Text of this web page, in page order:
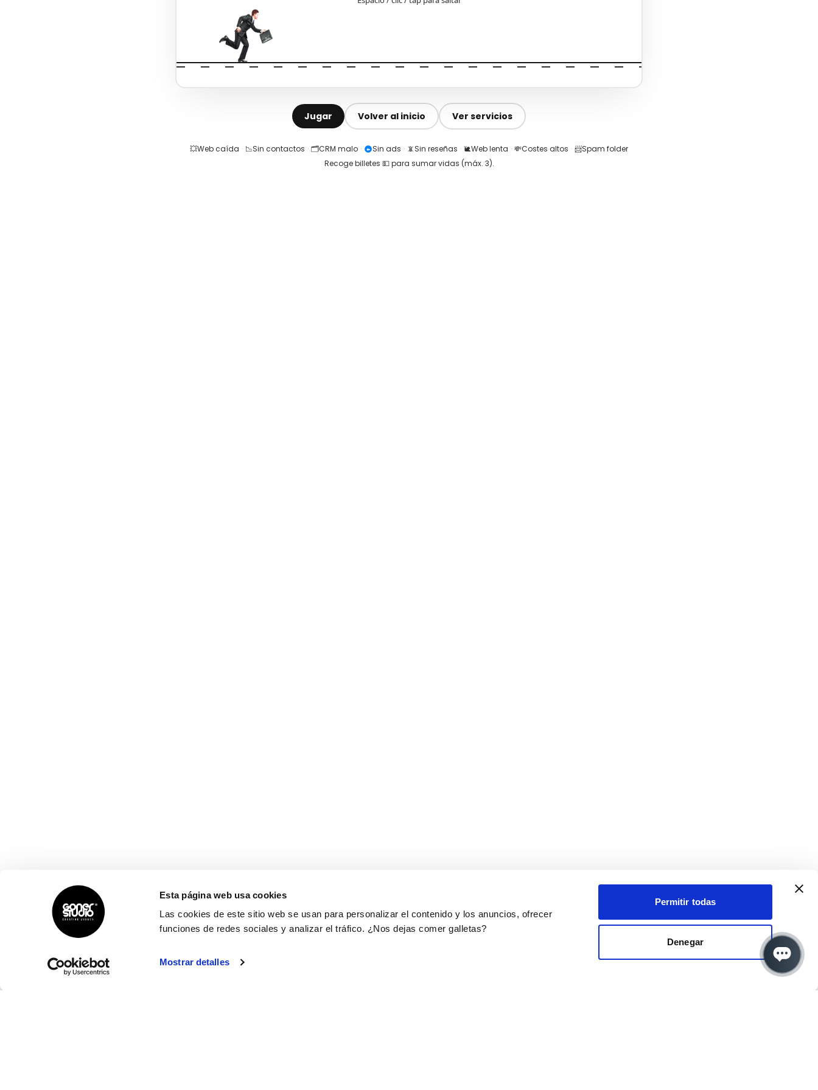
Esta página web usa cookies
Las cookies de este sitio web se usan para personalizar el contenido y los anuncios, ofrecer
funciones de redes sociales y analizar el tráfico. ¿Nos dejas comer galletas?
Mostrar detalles
Permitir todas
Denegar
Jugar Volver al inicio Ver servicios
💥Web caída · 📉Sin contactos · 🗂️CRM malo · Sin ads · 📵Sin reseñas · 🐌Web lenta · 💸Costes altos · 📨Spam folder
Recoge billetes 💵 para sumar vidas (máx. 3).